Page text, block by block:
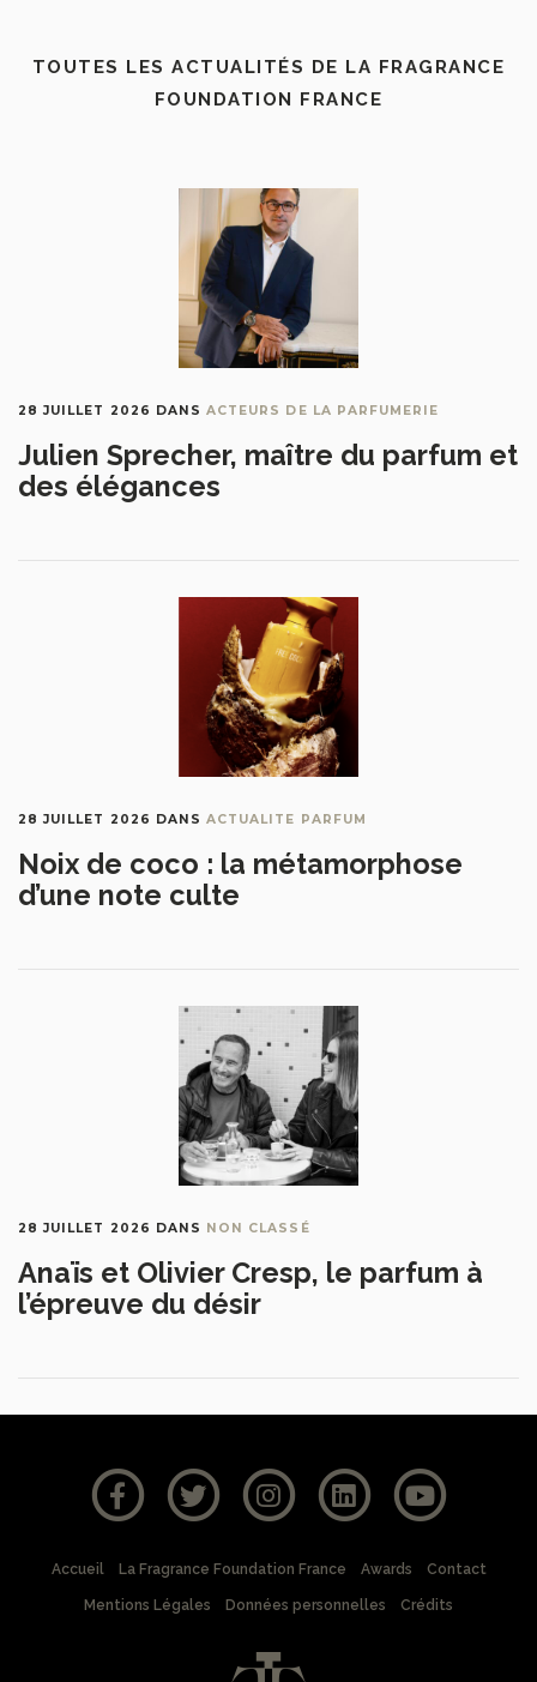
TOUTES LES ACTUALITÉS DE LA FRAGRANCE
FOUNDATION FRANCE
28 JUILLET 2026 DANSACTEURS DE LA PARFUMERIE
Julien Sprecher, maître du parfum et
des élégances
28 JUILLET 2026 DANSACTUALITE PARFUM
Noix de coco : la métamorphose
d’une note culte
28 JUILLET 2026 DANS NON CLASSÉ
Anaïs et Olivier Cresp, le parfum à
l’épreuve du désir
Accueil La Fragrance Foundation France Awards Contact
Mentions Légales Données personnelles Crédits